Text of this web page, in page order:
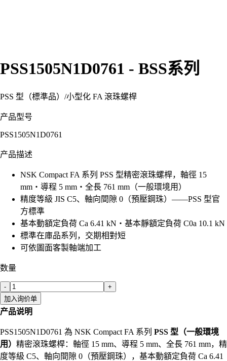
PSS1505N1D0761 - BSS系列
PSS 型（標準品） /小型化 FA 滾珠螺桿
产品型号
PSS1505N1D0761
产品描述
NSK Compact FA 系列 PSS 型精密滾珠螺桿，軸徑 15
mm・導程 5 mm・全長 761 mm（一般環境用）
精度等級 JIS C5、軸向間隙 0（預壓鋼珠）——PSS 型官
方標準
基本動額定負荷 Ca 6.41 kN・基本靜額定負荷 C0a 10.1 kN
標準在庫品系列，交期相對短
可依圖面客製軸端加工
数量
-
+
加入询价单
产品说明
PSS1505N1D0761 為 NSK Compact FA 系列 PSS 型（一般環境
用） 精密滾珠螺桿：軸徑 15 mm、導程 5 mm、全長 761 mm，精
度等級 C5、軸向間隙 0（預壓鋼珠），基本動額定負荷 Ca 6.41